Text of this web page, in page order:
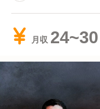
月収 24~30